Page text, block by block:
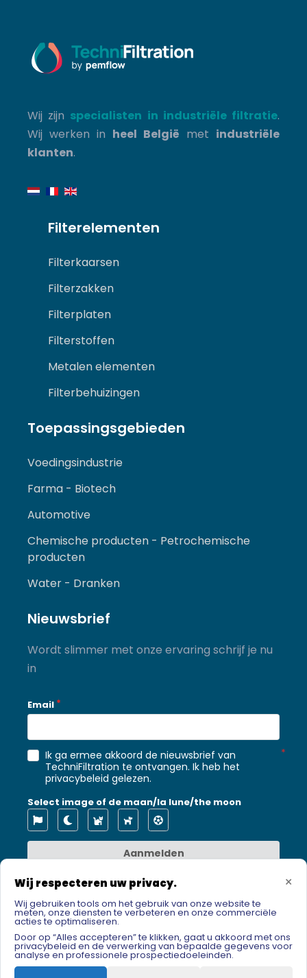
Wij zijn specialisten in industriële filtratie.
Wij werken in heel België met industriële
klanten.
Filterelementen
Filterkaarsen
Filterzakken
Filterplaten
Filterstoffen
Metalen elementen
Filterbehuizingen
Toepassingsgebieden
Voedingsindustrie
Farma - Biotech
Automotive
Chemische producten - Petrochemische
producten
Water - Dranken
Nieuwsbrief
Wordt slimmer met onze ervaring schrijf je nu
in
Email
Ik ga ermee akkoord de nieuwsbrief van
TechniFiltration te ontvangen. Ik heb het
privacybeleid gelezen.
Select image of de maan/la lune/the moon
Aanmelden
Copyright 2022 – Techni Filtration. Alle rechten
Wij respecteren uw privacy. ×
Wij gebruiken tools om het gebruik van onze website te
meten, onze diensten te verbeteren en onze commerciële
acties te optimaliseren.
Door op “Alles accepteren” te klikken, gaat u akkoord met ons
privacybeleid en de verwerking van bepaalde gegevens voor
analyse en professionele prospectiedoeleinden.